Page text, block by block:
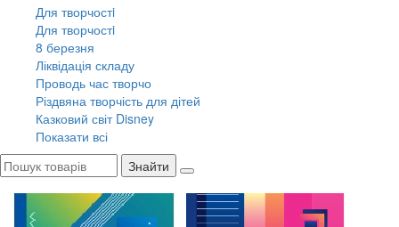
Для творчостi
Для творчостi
8 березня
Ліквідація складу
Проводь час творчо
Різдвяна творчість для дітей
Казковий світ Disney
Показати всі
Знайти